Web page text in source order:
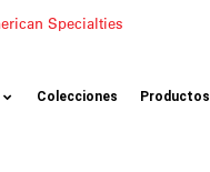
Colecciones Productos